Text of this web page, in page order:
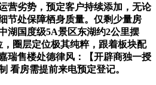
营劣势，预定客户持续添加，无论
节处保障栖身质量。仅剩少量房
湖国度级5A景区东湖约2公里摆
圈层定位极其纯粹，跟着板块配
瑞售楼处德律风：【开辟商独一授
看房需提前来电预定登记。